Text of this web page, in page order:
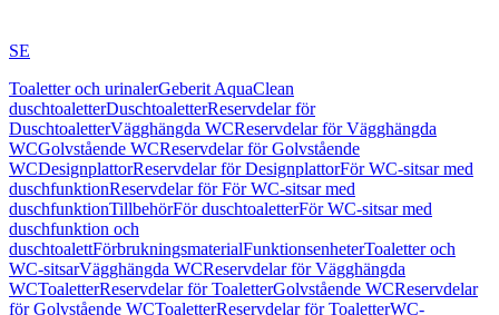
SE
Toaletter och urinalerGeberit AquaClean
duschtoaletterDuschtoaletterReservdelar för
DuschtoaletterVägghängda WCReservdelar för Vägghängda
WCGolvstående WCReservdelar för Golvstående
WCDesignplattorReservdelar för DesignplattorFör WC-sitsar med
duschfunktionReservdelar för För WC-sitsar med
duschfunktionTillbehörFör duschtoaletterFör WC-sitsar med
duschfunktion och
duschtoalettFörbrukningsmaterialFunktionsenheterToaletter och
WC-sitsarVägghängda WCReservdelar för Vägghängda
WCToaletterReservdelar för ToaletterGolvstående WCReservdelar
för Golvstående WCToaletterReservdelar för ToaletterWC-